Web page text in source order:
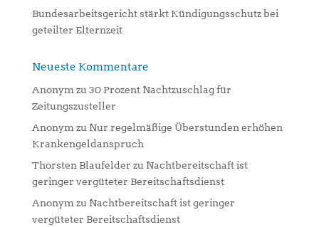
Bundesarbeitsgericht stärkt Kündigungsschutz bei
geteilter Elternzeit
Neueste Kommentare
Anonym zu 30 Prozent Nachtzuschlag für
Zeitungszusteller
Anonym zu Nur regelmäßige Überstunden erhöhen
Krankengeldanspruch
Thorsten Blaufelder zu Nachtbereitschaft ist
geringer vergüteter Bereitschaftsdienst
Anonym zu Nachtbereitschaft ist geringer
vergüteter Bereitschaftsdienst